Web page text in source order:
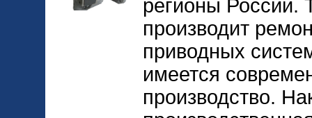
регионы России.
производит
приводных
имеется
производство.